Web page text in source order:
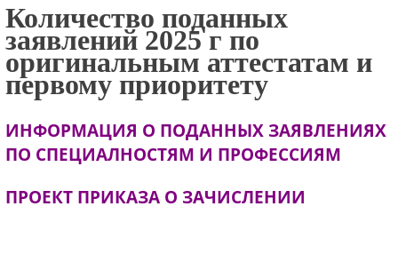
Количество поданных
заявлений 2025 г по
оригинальным аттестатам и
первому приоритету
ИНФОРМАЦИЯ О ПОДАННЫХ ЗАЯВЛЕНИЯХ
ПО СПЕЦИАЛНОСТЯМ И ПРОФЕССИЯМ
ПРОЕКТ ПРИКАЗА О ЗАЧИСЛЕНИИ